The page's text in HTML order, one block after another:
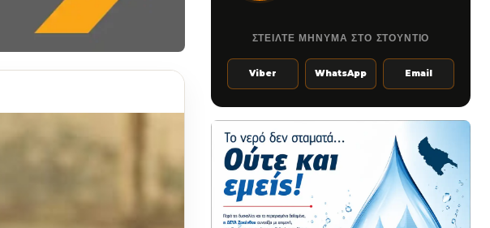
ΣΤΕΙΛΤΕ ΜΗΝΥΜΑ ΣΤΟ ΣΤΟΥΝΤΙΟ
Viber WhatsApp Email